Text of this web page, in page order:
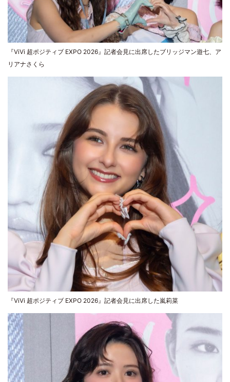
『ViVi 超ポジティブ EXPO 2026』記者会見に出席したブリッジマン遊七、ア
リアナさくら
『ViVi 超ポジティブ EXPO 2026』記者会見に出席した嵐莉菜